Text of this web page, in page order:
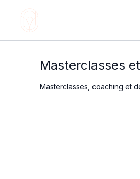
Masterclasses
Masterclasses, coaching et